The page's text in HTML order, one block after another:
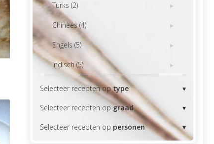
Turks (2)
Chinees (4)
Engels (5)
Indisch (5)
Selecteer recepten optype
Selecteer recepten opgraad
Selecteer recepten op personen